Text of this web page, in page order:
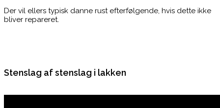
Der vil ellers typisk danne rust efterfølgende, hvis dette ikke
bliver repareret.
Stenslag af stenslag i lakken